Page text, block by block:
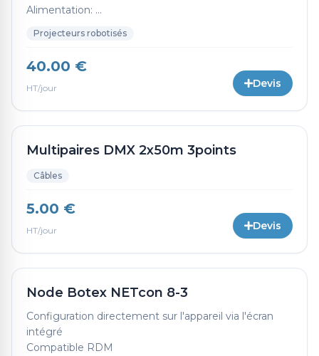
Alimentation: ...
Projecteurs robotisés
40.00 €
HT/jour Devis
Multipaires DMX 2x50m 3points
Câbles
5.00 €
HT/jour Devis
Node Botex NETcon 8-3
Configuration directement sur l'appareil via l'écran
intégré
Compatible RDM